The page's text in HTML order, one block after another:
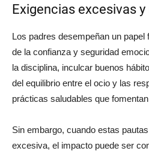
Exigencias excesivas
Los padres desempeñan un papel
de la confianza y seguridad
la disciplina, inculcar buenos
del equilibrio entre el ocio y las
prácticas saludables que
Sin embargo, cuando estas
excesiva, el impacto puede ser